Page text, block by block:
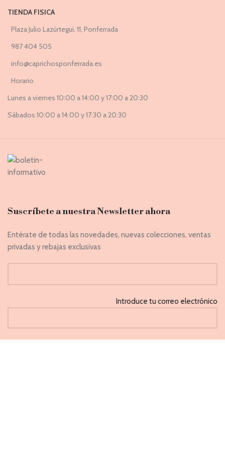
TIENDA FISICA
Plaza Julio Lazúrtegui, 11, Ponferrada
987 404 505
info@caprichosponferrada.es
Horario
Lunes a viernes 10:00 a 14:00 y 17:00 a 20:30
Sábados 10:00 a 14:00 y 17:30 a 20:30
Suscríbete a nuestra Newsletter ahora
Entérate de todas las novedades, nuevas colecciones, ventas
privadas y rebajas exclusivas
Introduce tu correo electrónico